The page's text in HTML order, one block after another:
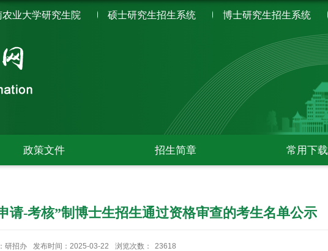
农业大学研究生院 硕士研究生招生系统 博士研究生招生系统
政策文件 招生简章 常用下载
请-考核”制博士生招生通过资格审查的考生名单公示
研招办 发布时间：2025-03-22 浏览次数： 23618